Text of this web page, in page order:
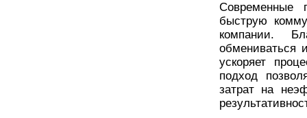
Современные
быструю
компании.
обмениваться
ускоряет
подход
затрат на